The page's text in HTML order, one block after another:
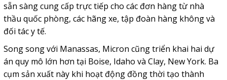
sẵn sàng cung cấp trực tiếp cho các đơn hàng từ nhà
thầu quốc phòng, các hãng xe, tập đoàn hàng không và
đối tác y tế.
Song song với Manassas, Micron cũng triển khai hai dự
án quy mô lớn hơn tại Boise, Idaho và Clay, New York. Ba
cụm sản xuất này khi hoạt động đồng thời tạo thành